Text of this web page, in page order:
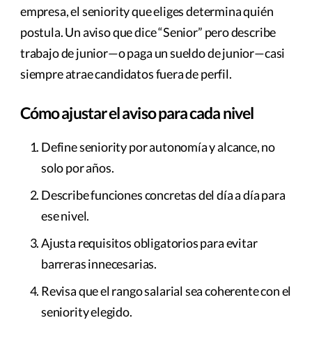
empresa, el seniority que eliges determina quién
postula. Un aviso que dice “Senior” pero describe
trabajo de junior—o paga un sueldo de junior—casi
siempre atrae candidatos fuera de perfil.
Cómo ajustar el aviso para cada nivel
Define seniority por autonomía y alcance, no
solo por años.
Describe funciones concretas del día a día para
ese nivel.
Ajusta requisitos obligatorios para evitar
barreras innecesarias.
Revisa que el rango salarial sea coherente con el
seniority elegido.